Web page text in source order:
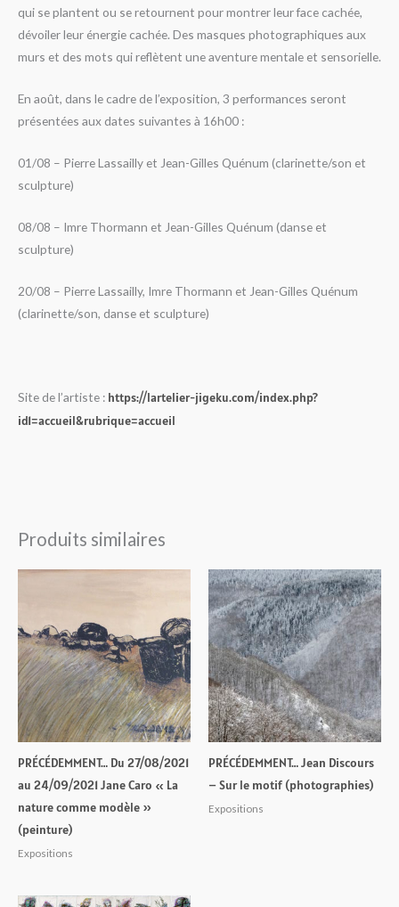
qui se plantent ou se retournent pour montrer leur face cachée,
dévoiler leur énergie cachée. Des masques photographiques aux
murs et des mots qui reflètent une aventure mentale et sensorielle.
En août, dans le cadre de l’exposition, 3 performances seront
présentées aux dates suivantes à 16h00 :
01/08 – Pierre Lassailly et Jean-Gilles Quénum (clarinette/son et
sculpture)
08/08 – Imre Thormann et Jean-Gilles Quénum (danse et
sculpture)
20/08 – Pierre Lassailly, Imre Thormann et Jean-Gilles Quénum
(clarinette/son, danse et sculpture)
Site de l’artiste : https://lartelier-jigeku.com/index.php?
id1=accueil&rubrique=accueil
Produits similaires
PRÉCÉDEMMENT… Du 27/08/2021
au 24/09/2021 Jane Caro « La
nature comme modèle »
(peinture)
Expositions
PRÉCÉDEMMENT… Jean Discours
– Sur le motif (photographies)
Expositions